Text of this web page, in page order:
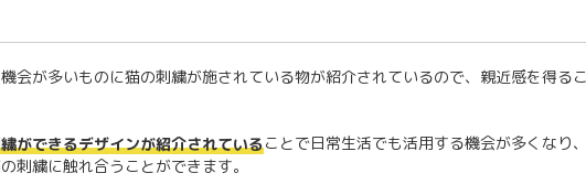
会が多いものに猫の刺繍が施されている物が紹介されているので、親近感を得る
ができるデザインが紹介されていることで日常生活でも活用する機会が多くなり
刺繍に触れ合うことができます。